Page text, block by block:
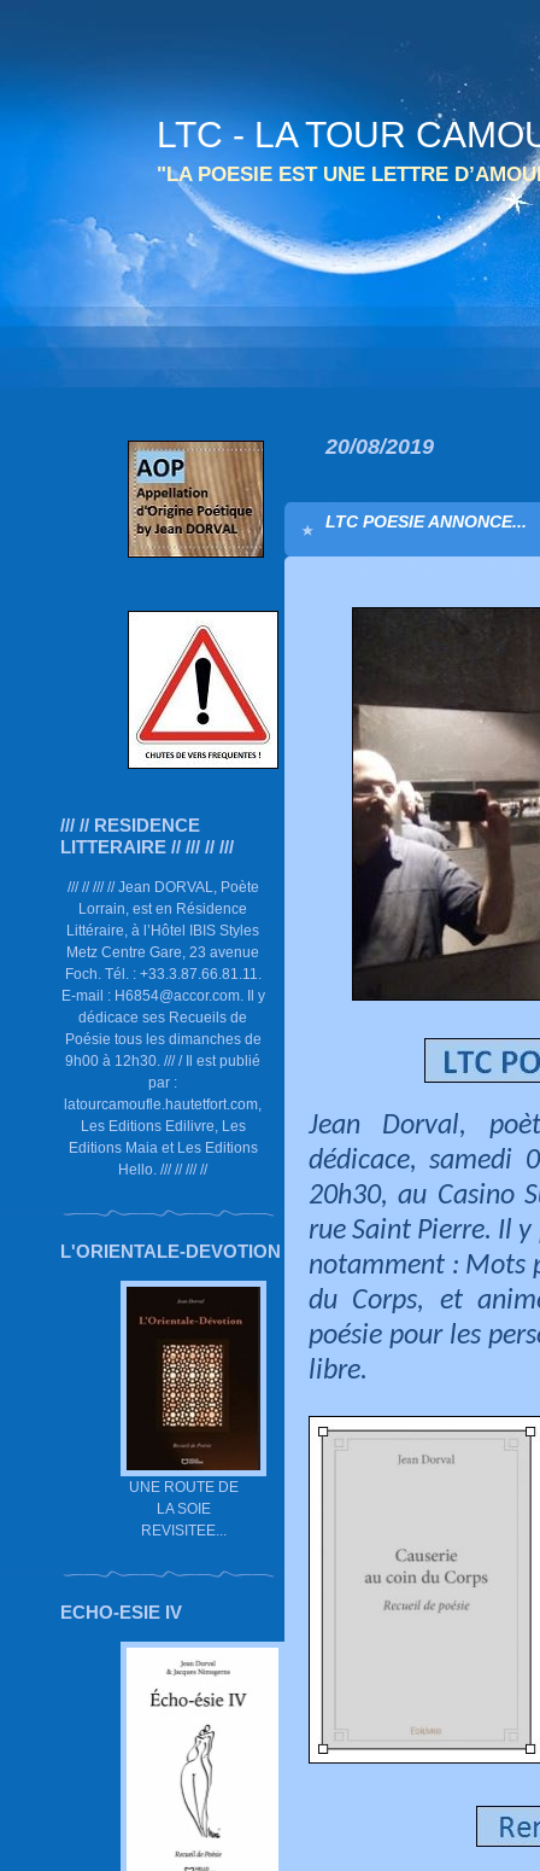
LTC - LA TOUR
"LA POESIE EST UNE LETTRE
/// // RESIDENCE
LITTERAIRE // /// // ///
/// // /// // Jean DORVAL, Poète
Lorrain, est en Résidence
Littéraire, à l’Hôtel IBIS Styles
Metz Centre Gare, 23 avenue
Foch. Tél. : +33.3.87.66.81.11.
E-mail : H6854@accor.com. Il y
dédicace ses Recueils de
Poésie tous les dimanches de
9h00 à 12h30. /// / Il est publié
par :
latourcamoufle.hautetfort.com,
Les Editions Edilivre, Les
Editions Maia et Les Editions
Hello. /// // /// //
L'ORIENTALE-DEVOTION
UNE ROUTE DE
LA SOIE
REVISITEE...
ECHO-ESIE IV
20/08/2019
LTC POESIE ANNONCE...
Jean Dorval,
dédicace, samedi
20h30, au Casino
rue Saint Pierre. Il y
notamment : Mots
du Corps, et
poésie pour les
libre.